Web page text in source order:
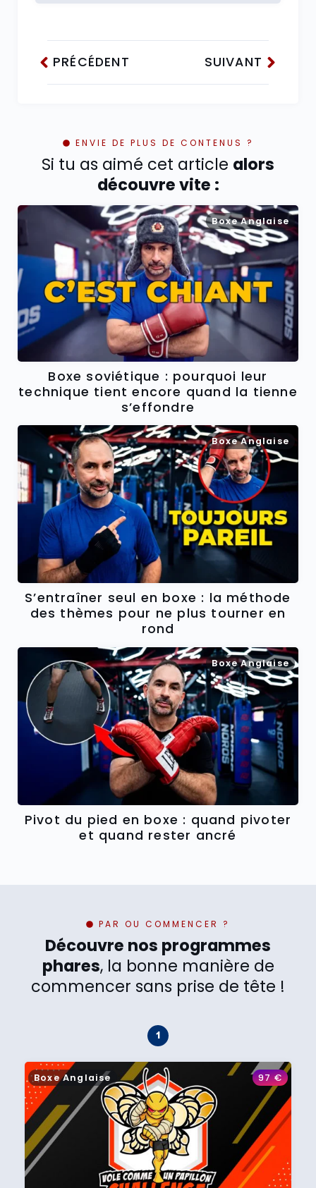
PRÉCÉDENT SUIVANT
ENVIE DE PLUS DE CONTENUS ?
Si tu as aimé cet article alors
découvre vite :
Boxe Anglaise
Boxe soviétique : pourquoi leur
technique tient encore quand la tienne
s’effondre
Boxe Anglaise
S’entraîner seul en boxe : la méthode
des thèmes pour ne plus tourner en
rond
Boxe Anglaise
Pivot du pied en boxe : quand pivoter
et quand rester ancré
PAR OU COMMENCER ?
Découvre nos programmes
phares, la bonne manière de
commencer sans prise de tête !
Boxe Anglaise 97€